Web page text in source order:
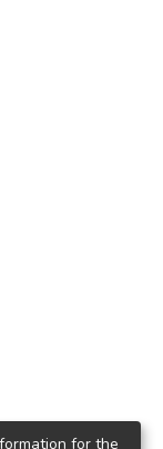
for the